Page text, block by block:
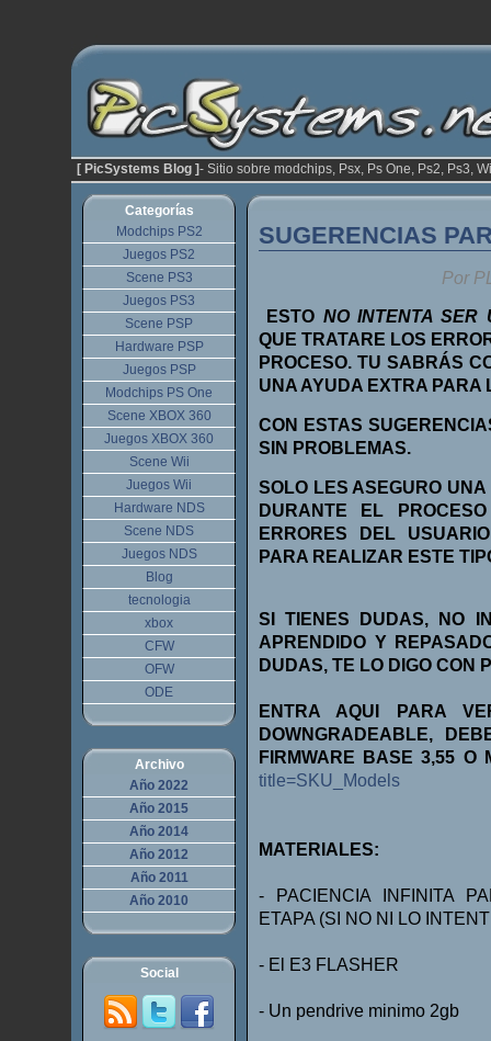
[ PicSystems Blog ]- Sitio sobre modchips, Psx, Ps One, Ps2, Ps3,
SUGERENCIAS
Por
ESTO NO INTENTA SER
QUE TRATARE LOS
PROCESO. TU SABRÁS
UNA AYUDA EXTRA
CON ESTAS
SIN PROBLEMAS.
SOLO LES ASEGURO
DURANTE EL
ERRORES DEL
PARA REALIZAR ESTE
SI TIENES DUDAS, NO
APRENDIDO Y
DUDAS, TE LO DIGO CON
ENTRA AQUI PARA
DOWNGRADEABLE,
FIRMWARE BASE 3,55 O
title=SKU_Models
MATERIALES:
- PACIENCIA INFINITA
ETAPA (SI NO NI LO
- El E3 FLASHER
- Un pendrive minimo 2gb
Categorías
Modchips PS2
Juegos PS2
Scene PS3
Juegos PS3
Scene PSP
Hardware PSP
Juegos PSP
Modchips PS One
Scene XBOX 360
Juegos XBOX 360
Scene Wii
Juegos Wii
Hardware NDS
Scene NDS
Juegos NDS
Blog
tecnologia
xbox
CFW
OFW
ODE
Archivo
Año 2022
Año 2015
Año 2014
Año 2012
Año 2011
Año 2010
Social